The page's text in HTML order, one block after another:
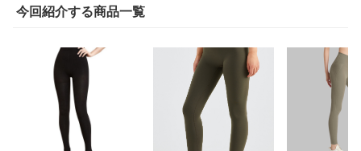
今回紹介する商品一覧